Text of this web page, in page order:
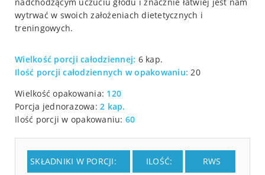
wytrwać w swoich założeniach dietetycznych i
treningowych.
Wielkość porcji całodziennej: 6 kap.
Ilość porcji całodziennych w opakowaniu: 20
Wielkość opakowania: 120
Porcja jednorazowa: 2 kap.
Ilość porcji w opakowaniu: 60
SKŁADNIKI W PORCJI: ILOŚĆ: RWS